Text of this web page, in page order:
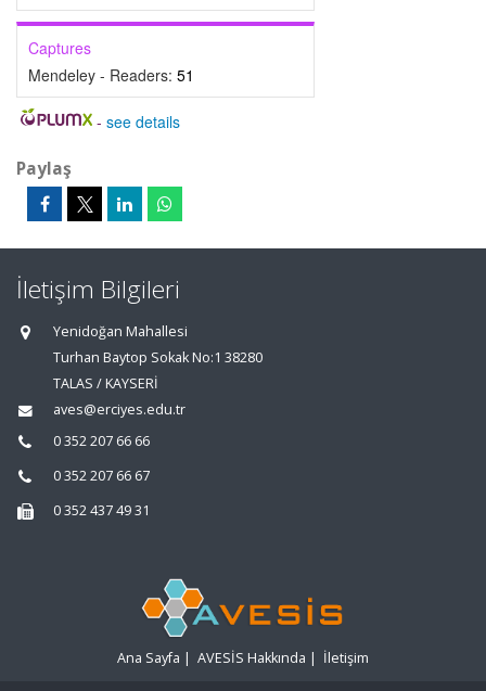
Captures
Mendeley - Readers: 51
- see details
Paylaş
İletişim Bilgileri
Yenidoğan Mahallesi
Turhan Baytop Sokak No:1 38280
TALAS / KAYSERİ
aves@erciyes.edu.tr
0 352 207 66 66
0 352 207 66 67
0 352 437 49 31
Ana Sayfa | AVESİS Hakkında | İletişim